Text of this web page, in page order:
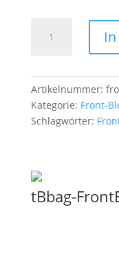
Blende
Menge
Artikelnummer:
Kategorie: Front-
Schlagwörter:
tBbag-